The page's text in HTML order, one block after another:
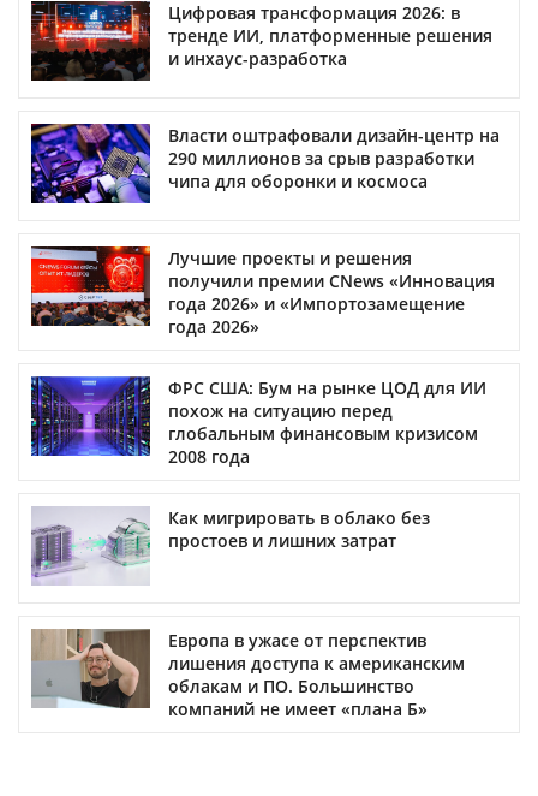
Цифровая трансформация 2026: в
тренде ИИ, платформенные решения
и инхаус-разработка
Власти оштрафовали дизайн-центр на
290 миллионов за срыв разработки
чипа для оборонки и космоса
Лучшие проекты и решения
получили премии CNews «Инновация
года 2026» и «Импортозамещение
года 2026»
ФРС США: Бум на рынке ЦОД для ИИ
похож на ситуацию перед
глобальным финансовым кризисом
2008 года
Как мигрировать в облако без
простоев и лишних затрат
Европа в ужасе от перспектив
лишения доступа к американским
облакам и ПО. Большинство
компаний не имеет «плана Б»